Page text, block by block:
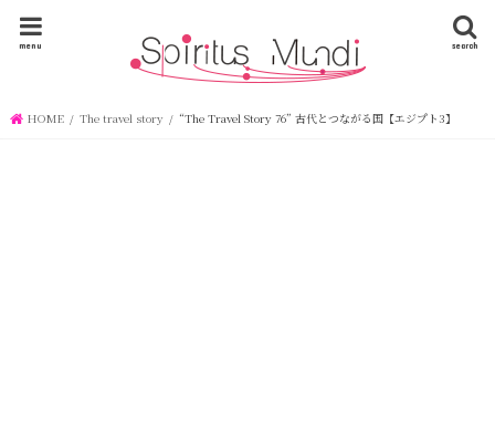
search
menu
HOME The travel story “The Travel Story 76” 古代とつながる国【エジプト3】